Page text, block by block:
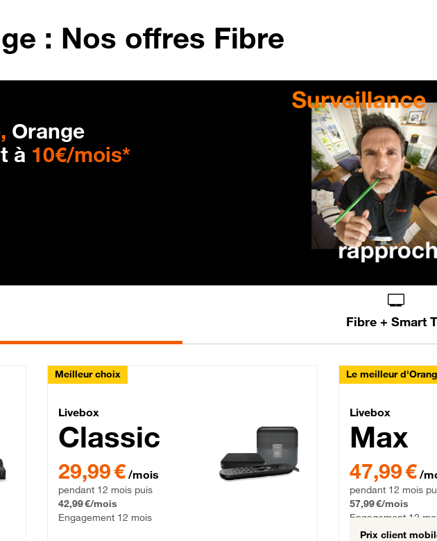
: Nos offres Fibre
Orange
à 10€/mois*
Fibre + Smart
Lite Fibre
Meilleur choix
Livebox Classic Fibre
Livebox
Classic
29,99 € par mois pendant 12 mois puis 42,99 € par mois, Engagement 12 mois
29,99 € /mois
pendant 12 mois puis
42,99 €/mois
Engagement 12 mois
Le meilleur
Livebox
Max
47,99 € par mois
47,99 € /
pendant 12 mois
57,99 €/mois
Engagement 12
Prix client